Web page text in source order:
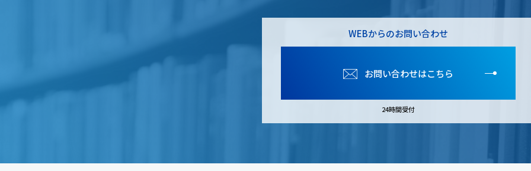
WEBからのお問い合わせ
お問い合わせはこちら
24時間受付